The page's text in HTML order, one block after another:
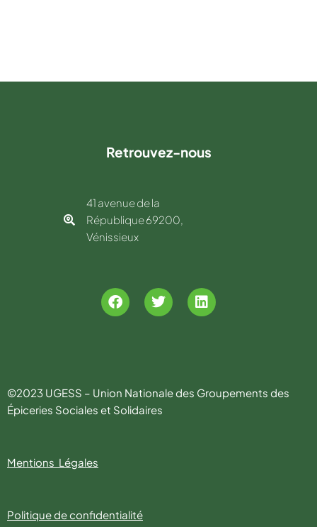
Retrouvez-nous
41 avenue de la
République 69200,
Vénissieux
©2023 UGESS – Union Nationale des Groupements des
Épiceries Sociales et Solidaires
Mentions Légales
Politique de confidentialité